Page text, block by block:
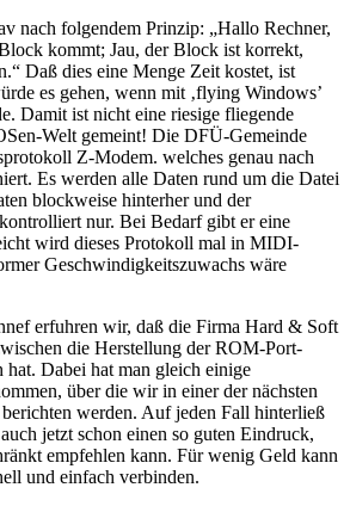
nach folgendem Prinzip: „Hallo Rechner,
kommt; Jau, der Block ist korrekt,
Daß dies eine Menge Zeit kostet, ist
es gehen, wenn mit ‚flying Windows’
Damit ist nicht eine riesige fliegende
Welt gemeint! Die DFÜ-Gemeinde
Z-Modem. welches genau nach
Es werden alle Daten rund um die Datei
blockweise hinterher und der
nur. Bei Bedarf gibt er eine
wird dieses Protokoll mal in MIDI-
Geschwindigkeitszuwachs wäre
erfuhren wir, daß die Firma Hard & Soft
die Herstellung der ROM-Port-
hat. Dabei hat man gleich einige
über die wir in einer der nächsten
werden. Auf jeden Fall hinterließ
jetzt schon einen so guten Eindruck,
empfehlen kann. Für wenig Geld kann
und einfach verbinden.